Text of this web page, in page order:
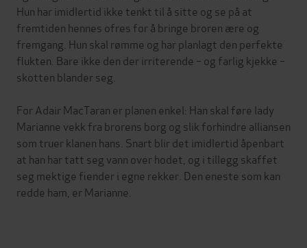
Hun har imidlertid ikke tenkt til å sitte og se på at
fremtiden hennes ofres for å bringe broren ære og
fremgang. Hun skal rømme og har planlagt den perfekte
flukten. Bare ikke den der irriterende – og farlig kjekke –
skotten blander seg.
For Adair MacTaran er planen enkel: Han skal føre lady
Marianne vekk fra brorens borg og slik forhindre alliansen
som truer klanen hans. Snart blir det imidlertid åpenbart
at han har tatt seg vann over hodet, og i tillegg skaffet
seg mektige fiender i egne rekker. Den eneste som kan
redde ham, er Marianne.